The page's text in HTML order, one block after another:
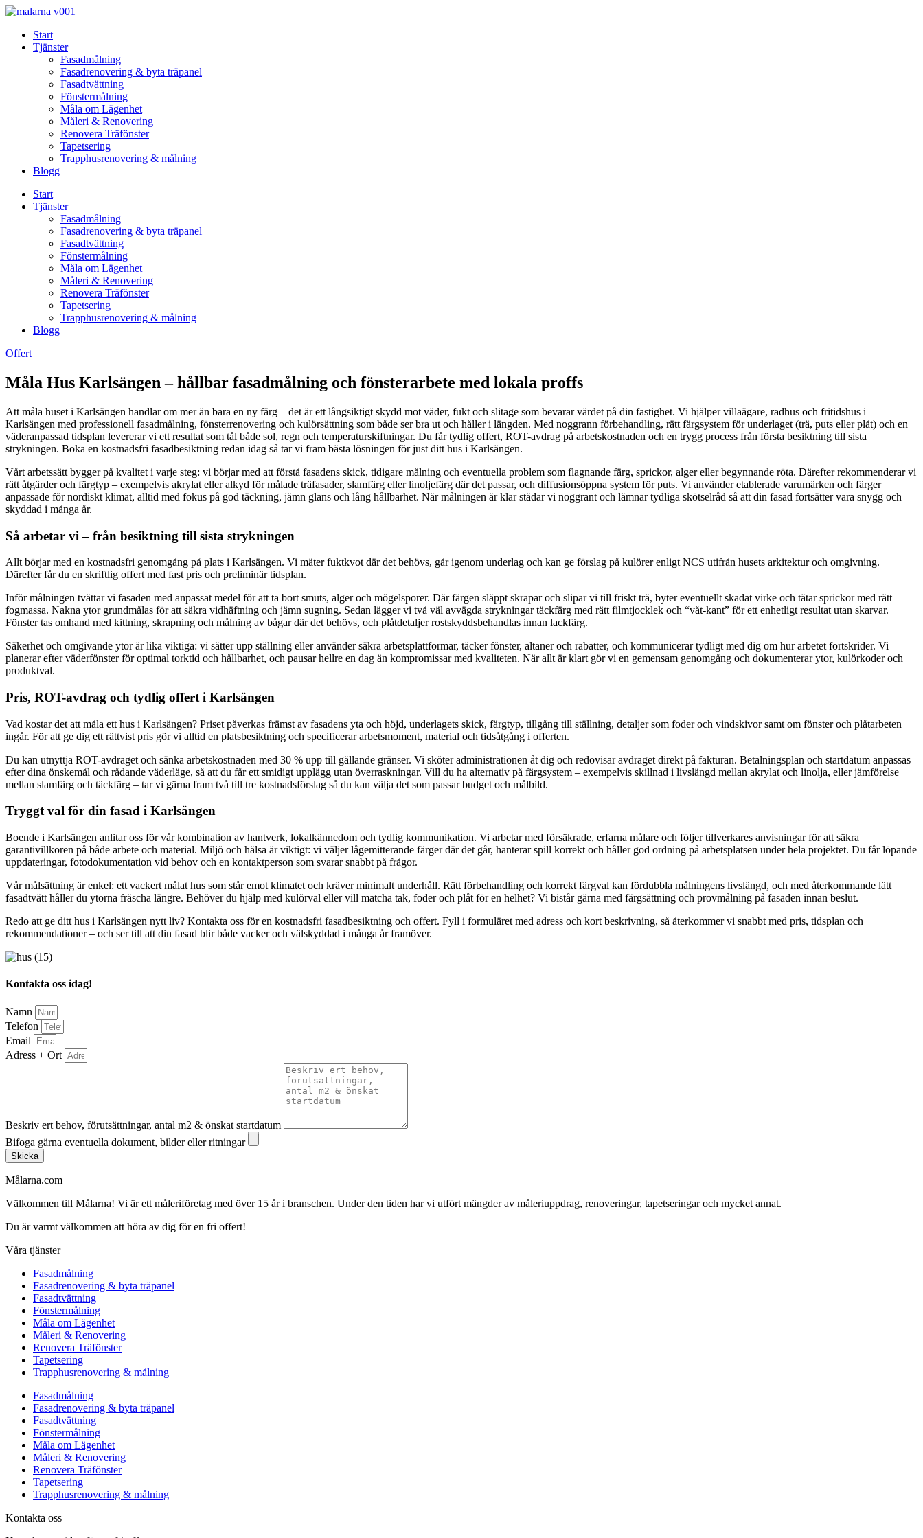
Skip
contentStart
Tjänster
Fasadmålning
Fasadrenovering & byta träpanel
Fasadtvättning
Fönstermålning
Måla om Lägenhet
Måleri & Renovering
Renovera Träfönster
Tapetsering
Trapphusrenovering & målning
Blogg
Start
Tjänster
Fasadmålning
Fasadrenovering & byta träpanel
Fasadtvättning
Fönstermålning
Måla om Lägenhet
Måleri & Renovering
Renovera Träfönster
Tapetsering
Trapphusrenovering & målning
Blogg
Offert
Måla Hus Karlsängen – hållbar fasadmålning och fönsterarbete med lokala proffs
Att måla huset i Karlsängen handlar om mer än bara en ny färg – det är ett långsiktigt skydd mot väder, fukt och slitage som bevarar värdet på din fastighet. Vi hjälper villaägare, radhus och fritidshus i
Karlsängen med professionell fasadmålning, fönsterrenovering och kulörsättning som både ser bra ut och håller i längden. Med noggrann förbehandling, rätt färgsystem för underlaget (trä, puts eller plåt) och en
väderanpassad tidsplan levererar vi ett resultat som tål både sol, regn och temperaturskiftningar. Du får tydlig offert, ROT-avdrag på arbetskostnaden och en trygg process från första besiktning till sista
strykningen. Boka en kostnadsfri fasadbesiktning redan idag så tar vi fram bästa lösningen för just ditt hus i Karlsängen.
Vårt arbetssätt bygger på kvalitet i varje steg: vi börjar med att förstå fasadens skick, tidigare målning och eventuella problem som flagnande färg, sprickor, alger eller begynnande röta. Därefter rekommenderar vi
rätt åtgärder och färgtyp – exempelvis akrylat eller alkyd för målade träfasader, slamfärg eller linoljefärg där det passar, och diffusionsöppna system för puts. Vi använder etablerade varumärken och färger
anpassade för nordiskt klimat, alltid med fokus på god täckning, jämn glans och lång hållbarhet. När målningen är klar städar vi noggrant och lämnar tydliga skötselråd så att din fasad fortsätter vara snygg och
skyddad i många år.
Så arbetar vi – från besiktning till sista strykningen
Allt börjar med en kostnadsfri genomgång på plats i Karlsängen. Vi mäter fuktkvot där det behövs, går igenom underlag och kan ge förslag på kulörer enligt NCS utifrån husets arkitektur och omgivning.
Därefter får du en skriftlig offert med fast pris och preliminär tidsplan.
Inför målningen tvättar vi fasaden med anpassat medel för att ta bort smuts, alger och mögelsporer. Där färgen släppt skrapar och slipar vi till friskt trä, byter eventuellt skadat virke och tätar sprickor med rätt
fogmassa. Nakna ytor grundmålas för att säkra vidhäftning och jämn sugning. Sedan lägger vi två väl avvägda strykningar täckfärg med rätt filmtjocklek och “våt-kant” för ett enhetligt resultat utan skarvar.
Fönster tas omhand med kittning, skrapning och målning av bågar där det behövs, och plåtdetaljer rostskyddsbehandlas innan lackfärg.
Säkerhet och omgivande ytor är lika viktiga: vi sätter upp ställning eller använder säkra arbetsplattformar, täcker fönster, altaner och rabatter, och kommunicerar tydligt med dig om hur arbetet fortskrider. Vi
planerar efter väderfönster för optimal torktid och hållbarhet, och pausar hellre en dag än kompromissar med kvaliteten. När allt är klart gör vi en gemensam genomgång och dokumenterar ytor, kulörkoder och
produktval.
Pris, ROT-avdrag och tydlig offert i Karlsängen
Vad kostar det att måla ett hus i Karlsängen? Priset påverkas främst av fasadens yta och höjd, underlagets skick, färgtyp, tillgång till ställning, detaljer som foder och vindskivor samt om fönster och plåtarbeten
ingår. För att ge dig ett rättvist pris gör vi alltid en platsbesiktning och specificerar arbetsmoment, material och tidsåtgång i offerten.
Du kan utnyttja ROT-avdraget och sänka arbetskostnaden med 30 % upp till gällande gränser. Vi sköter administrationen åt dig och redovisar avdraget direkt på fakturan. Betalningsplan och startdatum anpassas
efter dina önskemål och rådande väderläge, så att du får ett smidigt upplägg utan överraskningar. Vill du ha alternativ på färgsystem – exempelvis skillnad i livslängd mellan akrylat och linolja, eller jämförelse
mellan slamfärg och täckfärg – tar vi gärna fram två till tre kostnadsförslag så du kan välja det som passar budget och målbild.
Tryggt val för din fasad i Karlsängen
Boende i Karlsängen anlitar oss för vår kombination av hantverk, lokalkännedom och tydlig kommunikation. Vi arbetar med försäkrade, erfarna målare och följer tillverkares anvisningar för att säkra
garantivillkoren på både arbete och material. Miljö och hälsa är viktigt: vi väljer lågemitterande färger där det går, hanterar spill korrekt och håller god ordning på arbetsplatsen under hela projektet. Du får löpande
uppdateringar, fotodokumentation vid behov och en kontaktperson som svarar snabbt på frågor.
Vår målsättning är enkel: ett vackert målat hus som står emot klimatet och kräver minimalt underhåll. Rätt förbehandling och korrekt färgval kan fördubbla målningens livslängd, och med återkommande lätt
fasadtvätt håller du ytorna fräscha längre. Behöver du hjälp med kulörval eller vill matcha tak, foder och plåt för en helhet? Vi bistår gärna med färgsättning och provmålning på fasaden innan beslut.
Redo att ge ditt hus i Karlsängen nytt liv? Kontakta oss för en kostnadsfri fasadbesiktning och offert. Fyll i formuläret med adress och kort beskrivning, så återkommer vi snabbt med pris, tidsplan och
rekommendationer – och ser till att din fasad blir både vacker och välskyddad i många år framöver.
Kontakta oss idag!
Namn
Telefon
Email
Adress + Ort
Beskriv ert behov, förutsättningar, antal m2 & önskat startdatum
Bifoga gärna eventuella dokument, bilder eller ritningar
Skicka
Målarna.com
Välkommen till Målarna! Vi är ett måleriföretag med över 15 år i branschen. Under den tiden har vi utfört mängder av måleriuppdrag, renoveringar, tapetseringar och mycket annat.
Du är varmt välkommen att höra av dig för en fri offert!
Våra tjänster
Fasadmålning
Fasadrenovering & byta träpanel
Fasadtvättning
Fönstermålning
Måla om Lägenhet
Måleri & Renovering
Renovera Träfönster
Tapetsering
Trapphusrenovering & målning
Fasadmålning
Fasadrenovering & byta träpanel
Fasadtvättning
Fönstermålning
Måla om Lägenhet
Måleri & Renovering
Renovera Träfönster
Tapetsering
Trapphusrenovering & målning
Kontakta oss